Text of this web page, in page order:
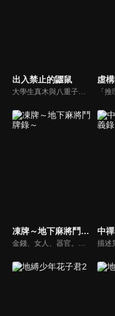
出入禁止的鼴鼠
大學生真木與八重子，某天意外碰到一個腦袋噴血，卻拒絕叫救護車也不想報警的可疑男子。由於良心過意不去，他們堅持要幫那男子，卻因此踏進了「抽屜小徑」，並且目睹可疑男子「鼴鼠」用提燈治好了自己的傷……就在認識了這個號稱「被禁止出入陰間」的男子後，各種不可「死」議的靈異事件接踵而來！
虛
凍牌～地下麻將鬥牌錄～
金錢、女人、器官。在欲望蠢動的地下雀莊闖蕩的高中生少年–圭。由於他思考冷靜，牌技冷豔，在道上被稱為「冰之K」，傳聞家中飼養著一名少女。